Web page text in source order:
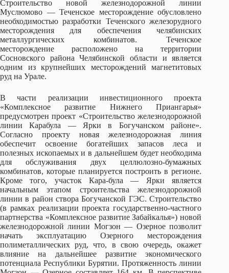
Строительство новой железнодорожной линии
Муслюмово — Теченское месторождение обусловлено
необходимостью разработки Теченского железорудного
месторождения для обеспечения челябинских
металлургических комбинатов. Теченское
месторождение расположено на территории
Сосновского района Челябинской области и является
одним из крупнейших месторождений магнетитовых
руд на Урале.
В части реализации инвестиционного проекта
«Комплексное развитие Нижнего Приангарья»
предусмотрен проект «Строительство железнодорожной
линии Карабула — Ярки в Богучанском районе».
Согласно проекту новая железнодорожная линия
обеспечит освоение богатейших запасов леса и
полезных ископаемых и в дальнейшем будет необходима
для обслуживания двух целлюлозно-бумажных
комбинатов, которые планируется построить в регионе.
Кроме того, участок Кара-була — Ярки является
начальным этапом строительства железнодорожной
линии в район створа Богучанской ГЭС. Строительство
(в рамках реализации проекта государственно-частного
партнерства «Комплексное развитие Забайкалья») новой
железнодорожной линии Могзон — Озерное позволит
начать эксплуатацию Озерного месторождения
полиметаллических руд, что, в свою очередь, окажет
влияние на дальнейшее развитие экономического
потенциала Республики Бурятии. Протяженность линии